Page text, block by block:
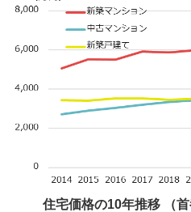
住宅価格の10年推移 （首